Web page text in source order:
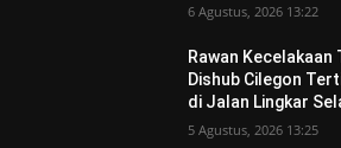
6 Agustus, 2026 13:22
Rawan Kecelakaan
Dishub Cilegon
di Jalan Lingkar
5 Agustus, 2026 13:25